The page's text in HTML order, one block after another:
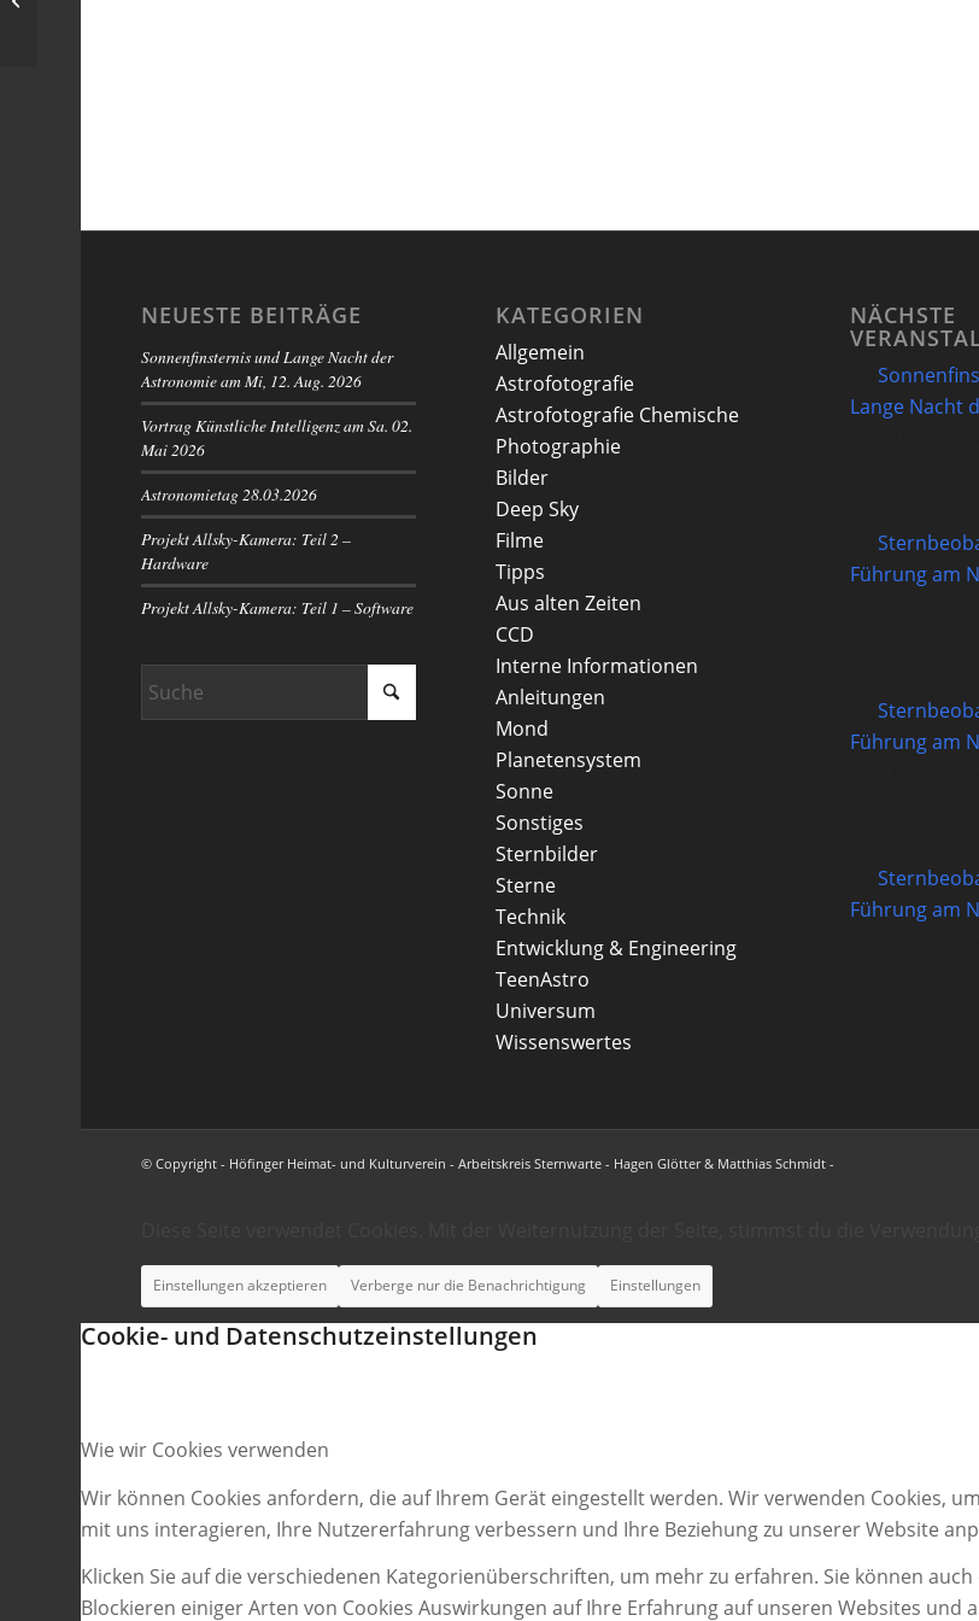
NEUESTE BEITRÄGE
Sonnenfinsternis und Lange Nacht der
Astronomie am Mi, 12. Aug. 2026
Vortrag Künstliche Intelligenz am Sa. 02.
Mai 2026
Astronomietag 28.03.2026
Projekt Allsky-Kamera: Teil 2 –
Hardware
Projekt Allsky-Kamera: Teil 1 – Software
KATEGORIEN
Allgemein
Astrofotografie
Astrofotografie Chemische
Photographie
Bilder
Deep Sky
Filme
Tipps
Aus alten Zeiten
CCD
Interne Informationen
Anleitungen
Mond
Planetensystem
Sonne
Sonstiges
Sternbilder
Sterne
Technik
Entwicklung & Engineering
TeenAstro
Universum
Wissenswertes
NÄCHSTE
Lange Nacht
Führung am
Führung am
Führung am
© Copyright - Höfinger Heimat- und Kulturverein - Arbeitskreis Sternwarte - Hagen Glötter & Matthias Schmidt -
Einstellungen akzeptieren Verberge nur die Benachrichtigung Einstellungen
Cookie- und Datenschutzeinstellungen
Wie wir Cookies verwenden
Wir können Cookies anfordern, die auf Ihrem Gerät eingestellt werden. Wir verwenden Cookies,
mit uns interagieren, Ihre Nutzererfahrung verbessern und Ihre Beziehung zu unserer Website
Klicken Sie auf die verschiedenen Kategorienüberschriften, um mehr zu erfahren. Sie können
Blockieren einiger Arten von Cookies Auswirkungen auf Ihre Erfahrung auf unseren Websites und